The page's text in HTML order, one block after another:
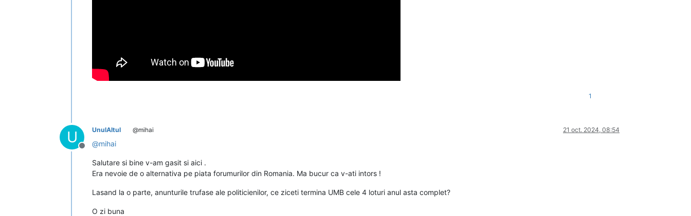
1
U
Deconectat
UnulAltul @mihai 21 oct. 2024, 08:54
@mihai
Salutare si bine v-am gasit si aici .
Era nevoie de o alternativa pe piata forumurilor din Romania. Ma bucur ca v-ati intors !
Lasand la o parte, anunturile trufase ale politicienilor, ce ziceti termina UMB cele 4 loturi anul asta complet?
O zi buna